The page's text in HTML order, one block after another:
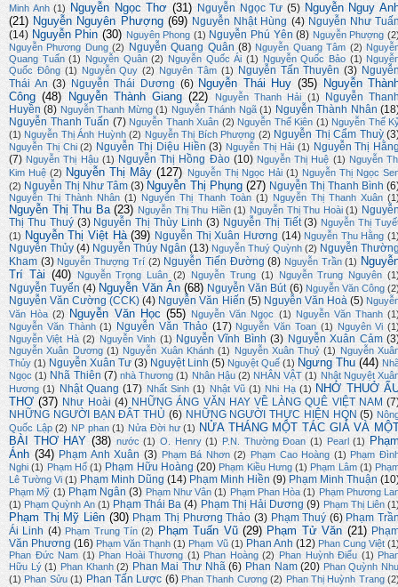
Minh Anh (1) Nguyễn Ngọc Thơ (31) Nguyễn Ngọc Tư (5) Nguyễn Nguy
(21) Nguyễn Nguyên Phượng (69) Nguyễn Nhật Hùng (4) Nguyễn Như
(14) Nguyễn Phin (30) Nguyên Phong (1) Nguyễn Phú Yên (8) Nguyễn Phượng
Nguyễn Phương Dung (2) Nguyễn Quang Quân (8) Nguyễn Quang Tâm (2)
Quang Tuấn (1) Nguyễn Quân (2) Nguyễn Quốc Ái (1) Nguyễn Quốc Bảo (1)
Quốc Đông (1) Nguyễn Quy (2) Nguyên Tâm (1) Nguyễn Tấn Thuyên (3)
Thái An (3) Nguyễn Thái Dương (6) Nguyễn Thái Huy (35)
Nguyễn
Công (48) Nguyễn Thành Giang (22) Nguyễn Thanh Hải (1)
Nguyễn
Huyền (8) Nguyễn Thanh Mừng (1) Nguyễn Thánh Ngã (1) Nguyễn Thành Nhân
Nguyễn Thanh Tuấn (7) Nguyễn Thanh Xuân (2) Nguyễn Thế Kiên (1) Nguyễn Thế
(1) Nguyễn Thị Ánh Huỳnh (2) Nguyễn Thị Bích Phượng (2) Nguyễn Thị Cẩm Thuỳ
Nguyễn Thị Chi (2) Nguyễn Thị Diệu Hiền (3) Nguyễn Thị Hải (1) Nguyễn Thị
(7) Nguyễn Thị Hậu (1) Nguyễn Thị Hồng Đào (10) Nguyễn Thị Huệ (1) Nguyễn
Kim Huệ (2) Nguyễn Thị Mây (127) Nguyễn Thị Ngọc Hải (1) Nguyễn Thị Ngọc
(2) Nguyễn Thị Như Tâm (3) Nguyễn Thị Phụng (27) Nguyễn Thị Thanh Bình
Nguyễn Thị Thành Nhân (1) Nguyễn Thị Thanh Toàn (1) Nguyễn Thị Thanh Xuân
Nguyễn Thị Thu Ba (23) Nguyễn Thị Thu Hiền (1) Nguyễn Thị Thu Hoài (1)
Thị Thu Thuý (3) Nguyễn Thị Thùy Linh (3) Nguyễn Thị Tiết (3) Nguyễn Thị
(1) Nguyễn Thị Việt Hà (39) Nguyễn Thị Xuân Hương (14) Nguyễn Thu Hằng
Nguyễn Thủy (4) Nguyễn Thúy Ngân (13) Nguyễn Thuý Quỳnh (2) Nguyễn
Kham (3) Nguyễn Thượng Trí (2) Nguyễn Tiến Đường (8) Nguyễn Trần (1)
Trí Tài (40) Nguyễn Trọng Luân (2) Nguyễn Trung (1) Nguyễn Trung Nguyên
Nguyễn Tuyển (4) Nguyễn Văn Ân (68) Nguyễn Văn Bút (6) Nguyễn Văn Công
Nguyễn Văn Cường (CCK) (4) Nguyễn Văn Hiến (5) Nguyễn Văn Hoà (5)
Văn Hòa (2) Nguyễn Văn Học (55) Nguyễn Văn Ngọc (1) Nguyễn Văn Thanh
Nguyễn Văn Thành (1) Nguyễn Văn Thảo (17) Nguyễn Văn Toan (1) Nguyên Vi
Nguyễn Việt Hà (2) Nguyễn Vinh (1) Nguyễn Vĩnh Bình (3) Nguyễn Xuân Cảm
Nguyễn Xuân Dương (1) Nguyễn Xuân Khánh (1) Nguyễn Xuân Thuỷ (1) Nguyễn
Thủy (1) Nguyễn Xuân Tư (3) Nguyệt Linh (5) Nguyệt Quế (1) Ngưng Thu (44)
Ngọc (1) Nhã Thiên (7) nhà Thương (1) Nhân Hậu (2) NHÂN VẬT (1) Nhật Nguyệt
Hương (1) Nhật Quang (17) Nhất Sinh (1) Nhật Vũ (1) Nhi Hạ (1) NHỚ THUỞ
THƠ (37) Như Hoài (4) NHỮNG ÁNG VĂN HAY VỀ LÀNG QUÊ VIỆT NAM
NHỮNG NGƯỜI BẠN ĐÂT THỦ (6) NHỮNG NGƯỜI THỰC HIỆN HQN (5)
Quốc Lập (2) NP phan (1) Nửa Đời hư (1) NỬA THÁNG MỘT TÁC GIẢ VÀ
BÀI THƠ HAY (38) nước (1) O. Henry (1) P.N. Thường Đoan (1) Pearl (1)
Ánh (34) Phạm Anh Xuân (3) Phạm Bá Nhơn (2) Phạm Cao Hoàng (1) Phạm
Nghi (1) Phạm Hổ (1) Phạm Hữu Hoàng (20) Phạm Kiều Hưng (1) Phạm Lâm (1)
Lê Tường Vi (1) Phạm Minh Dũng (14) Phạm Minh Hiền (9) Phạm Minh Thuận
Phạm Mỹ (1) Phạm Ngân (3) Phạm Như Vân (1) Phạm Phan Hòa (1) Phạm Phương
(1) Phạm Quỳnh An (1) Phạm Thái Ba (4) Phạm Thị Hải Dương (9) Phạm Thị Liên
Phạm Thị Mỹ Liên (30) Phạm Thị Phương Thảo (3) Phạm Thuý (6) Phạm
Ái Linh (4) Phạm Trung Tín (2) Phạm Tuấn Vũ (29) Phạm Tử Văn (21)
Văn Phương (16) Phạm Văn Thạnh (1) Phạm Vũ (1) Phan Anh (12) Phan Cung Việt
Phan Đức Nam (1) Phan Hoài Thương (1) Phan Hoàng (2) Phan Huỳnh Điểu (1)
Hữu Lý (1) Phan Khanh (2) Phan Mai Thư Nhã (6) Phan Nam (20) Phan Quỳnh
(1) Phan Sửu (1) Phan Tấn Lược (6) Phan Thanh Cương (2) Phan Thị Huỳnh Trang